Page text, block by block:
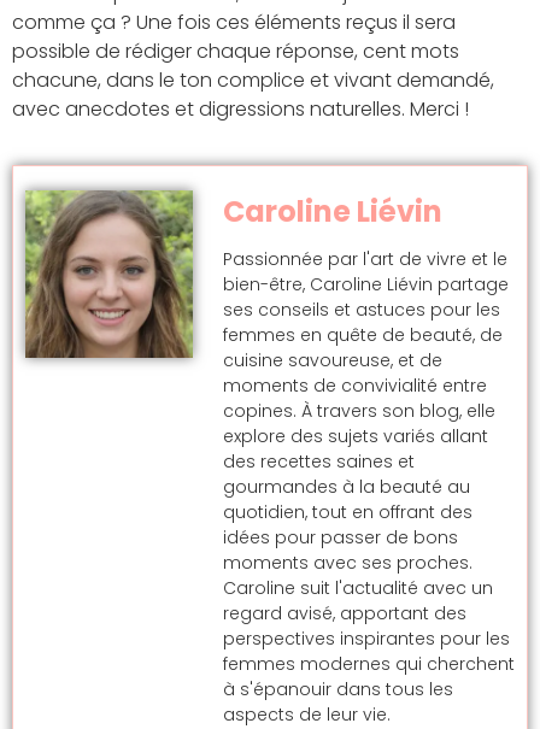
comme ça ? Une fois ces éléments reçus il sera
possible de rédiger chaque réponse, cent mots
chacune, dans le ton complice et vivant demandé,
avec anecdotes et digressions naturelles. Merci !
Caroline Liévin
Passionnée par l'art de vivre et le
bien-être, Caroline Liévin partage
ses conseils et astuces pour les
femmes en quête de beauté, de
cuisine savoureuse, et de
moments de convivialité entre
copines. À travers son blog, elle
explore des sujets variés allant
des recettes saines et
gourmandes à la beauté au
quotidien, tout en offrant des
idées pour passer de bons
moments avec ses proches.
Caroline suit l'actualité avec un
regard avisé, apportant des
perspectives inspirantes pour les
femmes modernes qui cherchent
à s'épanouir dans tous les
aspects de leur vie.